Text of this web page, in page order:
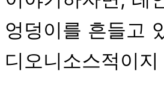
엉덩이를 흔들고
디오니소스적이